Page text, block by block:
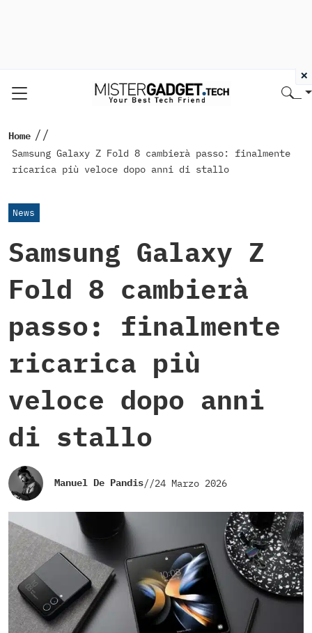
Home //
Samsung Galaxy Z Fold 8 cambierà passo: finalmente
ricarica più veloce dopo anni di stallo
News
Samsung Galaxy Z
Fold 8 cambierà
passo: finalmente
ricarica più
veloce dopo anni
di stallo
Manuel De Pandis//24 Marzo 2026
×